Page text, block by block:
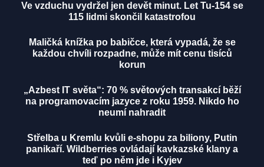
Ve vzduchu vydržel jen devět minut. Let Tu-154 se
115 lidmi skončil katastrofou
Maličká knížka po babičce, která vypadá, že se
každou chvíli rozpadne, může mít cenu tisíců
korun
„Azbest IT světa“: 70 % světových transakcí běží
na programovacím jazyce z roku 1959. Nikdo ho
neumí nahradit
Střelba u Kremlu kvůli e-shopu za biliony, Putin
panikaří. Wildberries ovládají kavkazské klany a
teď po něm jde i Kyjev